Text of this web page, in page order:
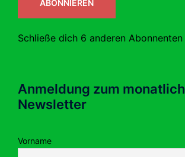
ABONNIEREN
Schließe dich 6 anderen Abonnenten
Anmeldung zum
Newsletter
Vorname